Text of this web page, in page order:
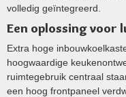
volledig geïntegreerd.
Een oplossing voor
Extra hoge
hoogwaardige
ruimtegebruik centraal
een hoog frontpaneel